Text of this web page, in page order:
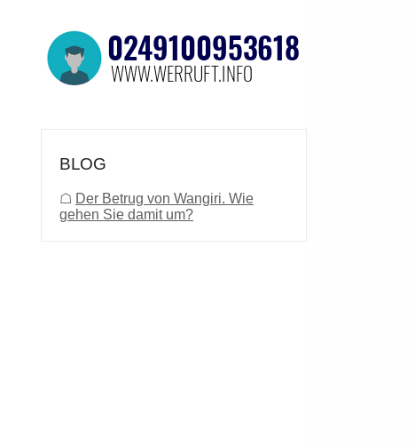
BLOG
☖ Der Betrug von Wangiri. Wie
gehen Sie damit um?